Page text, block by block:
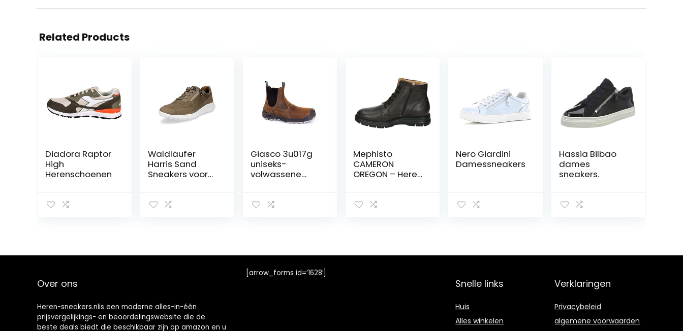
Related Products
Diadora Raptor
High
Herenschoenen
Waldläufer
Harris Sand
Sneakers voor
Giasco 3u017g
uniseks-
volwassene
Mephisto
CAMERON
OREGON – Heren
Kleur: Bruin
Nero Giardini
Damessneakers
Hassia Bilbao
dames
sneakers.
Over ons
Heren-sneakers.nlis een moderne alles-in-één
prijsvergelijkings- en beoordelingswebsite die de
beste deals biedt die beschikbaar zijn op amazon en u
[arrow_forms id=’1628′]
Snelle links
Huis
Alles winkelen
Verklaringen
Privacybeleid
algemene voorwaarden